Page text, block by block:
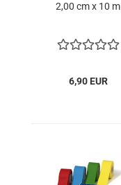
2,00 cm x 10 m
6,90 EUR